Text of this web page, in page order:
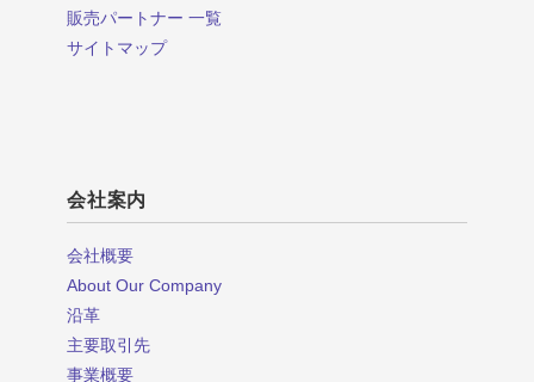
販売パートナー 一覧
サイトマップ
会社案内
会社概要
About Our Company
沿革
主要取引先
事業概要